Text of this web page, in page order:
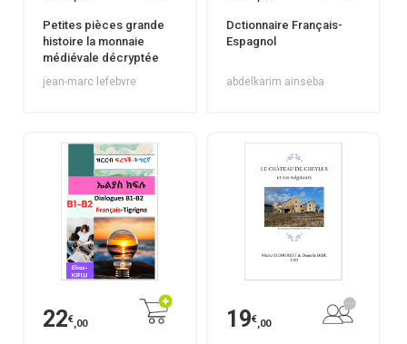
Petites pièces grande
histoire la monnaie
médiévale décryptée
jean-marc lefebvre
Dctionnaire Français-
Espagnol
abdelkarim ainseba
22€,00 19€,00